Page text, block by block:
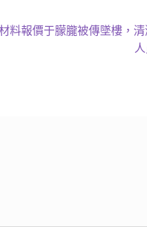
料報價于朦朧被傳墜樓，